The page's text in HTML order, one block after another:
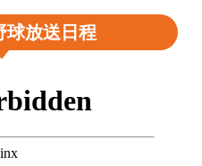
放送日程